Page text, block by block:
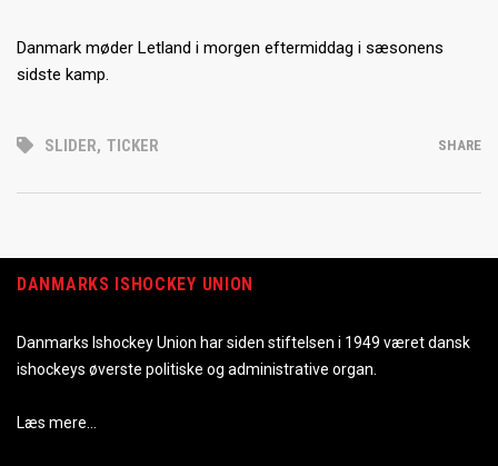
Danmark møder Letland i morgen eftermiddag i sæsonens
sidste kamp.
SLIDER, TICKER SHARE
DANMARKS ISHOCKEY UNION
Danmarks Ishockey Union har siden stiftelsen i 1949 været dansk
ishockeys øverste politiske og administrative organ.
Læs mere…